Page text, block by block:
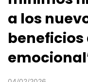
a los
beneficios